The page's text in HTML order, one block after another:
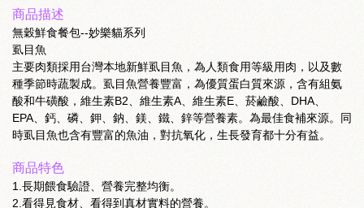
商品描述
無穀鮮食餐包--妙樂貓系列
虱目魚
主要肉類採用台灣本地新鮮虱目魚，為人類食用等級用肉，以及數
種季節時蔬製成。虱目魚營養豐富，為優質蛋白質來源，含有組氨
酸和牛磺酸，維生素B2、維生素A、維生素E、菸鹼酸、DHA、
EPA、鈣、磷、鉀、鈉、鎂、鐵、鋅等營養素。為最佳食補來源。同
時虱目魚也含有豐富的魚油，對抗氧化，生長發育都十分有益。
商品特色
1.長期餵食驗證、營養完整均衡。
2.看得見食材、看得到真材實料的營養。